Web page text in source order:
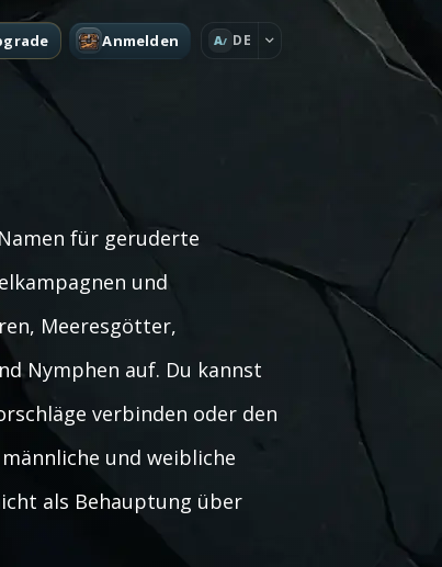
Anmelden A DE
für geruderte
und
Meeresgötter,
Nymphen auf. Du kannst
verbinden oder den
und weibliche
als Behauptung über